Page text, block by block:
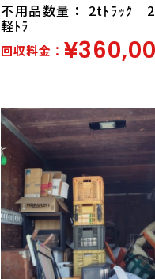
不用品数量： 2tﾄﾗｯｸ
軽ﾄﾗ
回収料金：